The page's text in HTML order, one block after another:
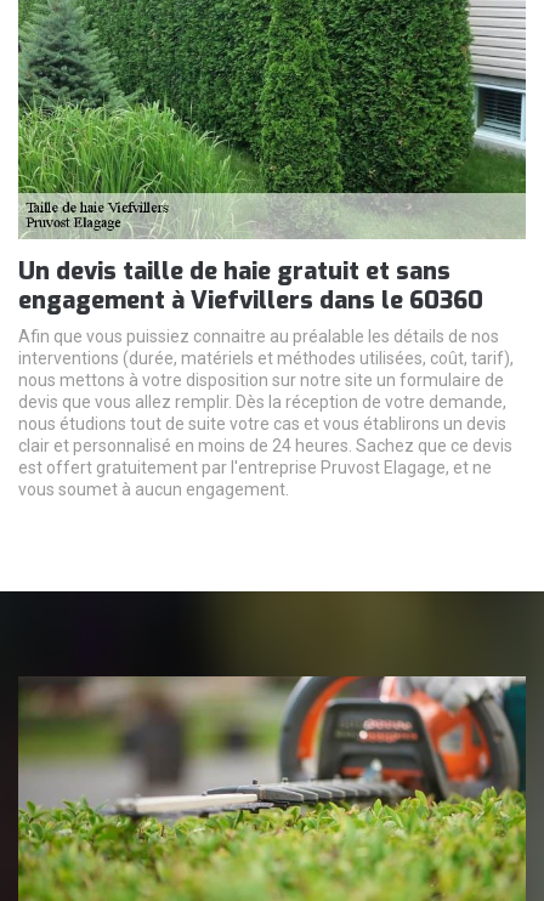
Un devis taille de haie gratuit et sans
engagement à Viefvillers dans le 60360
Afin que vous puissiez connaitre au préalable les détails de nos
interventions (durée, matériels et méthodes utilisées, coût, tarif),
nous mettons à votre disposition sur notre site un formulaire de
devis que vous allez remplir. Dès la réception de votre demande,
nous étudions tout de suite votre cas et vous établirons un devis
clair et personnalisé en moins de 24 heures. Sachez que ce devis
est offert gratuitement par l'entreprise Pruvost Elagage, et ne
vous soumet à aucun engagement.